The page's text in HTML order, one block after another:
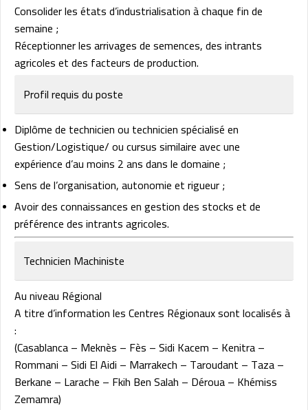
Consolider les états d’industrialisation à chaque fin de
semaine ;
Réceptionner les arrivages de semences, des intrants
agricoles et des facteurs de production.
Profil requis du poste
Diplôme de technicien ou technicien spécialisé en
Gestion/Logistique/ ou cursus similaire avec une
expérience d’au moins 2 ans dans le domaine ;
Sens de l’organisation, autonomie et rigueur ;
Avoir des connaissances en gestion des stocks et de
préférence des intrants agricoles.
Technicien Machiniste
Au niveau Régional
A titre d’information les Centres Régionaux sont localisés à
:
(Casablanca – Meknès – Fès – Sidi Kacem – Kenitra –
Rommani – Sidi El Aidi – Marrakech – Taroudant – Taza –
Berkane – Larache – Fkih Ben Salah – Déroua – Khémiss
Zemamra)